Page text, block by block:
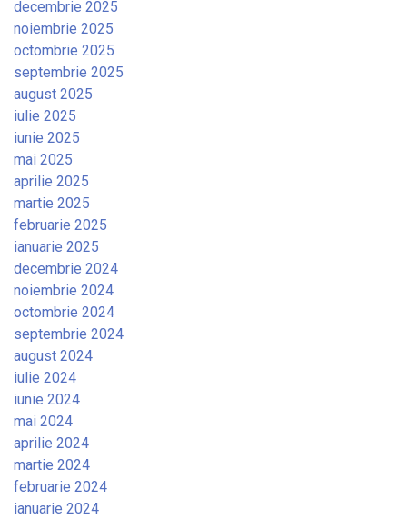
decembrie 2025
noiembrie 2025
octombrie 2025
septembrie 2025
august 2025
iulie 2025
iunie 2025
mai 2025
aprilie 2025
martie 2025
februarie 2025
ianuarie 2025
decembrie 2024
noiembrie 2024
octombrie 2024
septembrie 2024
august 2024
iulie 2024
iunie 2024
mai 2024
aprilie 2024
martie 2024
februarie 2024
ianuarie 2024